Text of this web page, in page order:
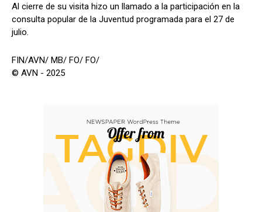
Al cierre de su visita hizo un llamado a la participación en la
consulta popular de la Juventud programada para el 27 de
julio.
FIN/AVN/ MB/ FO/ FO/
© AVN - 2025